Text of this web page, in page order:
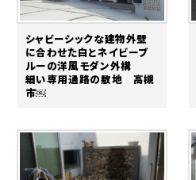
シャビーシックな建物外壁
に合わせた白とネイビーブ
ルーの洋風モダン外構
細い専用通路の敷地 高槻
市￼